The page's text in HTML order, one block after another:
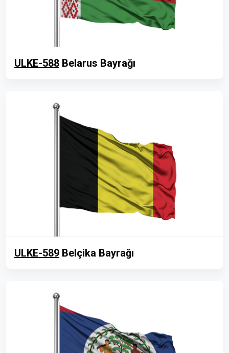
ULKE-588 Belarus Bayrağı
ULKE-589 Belçika Bayrağı